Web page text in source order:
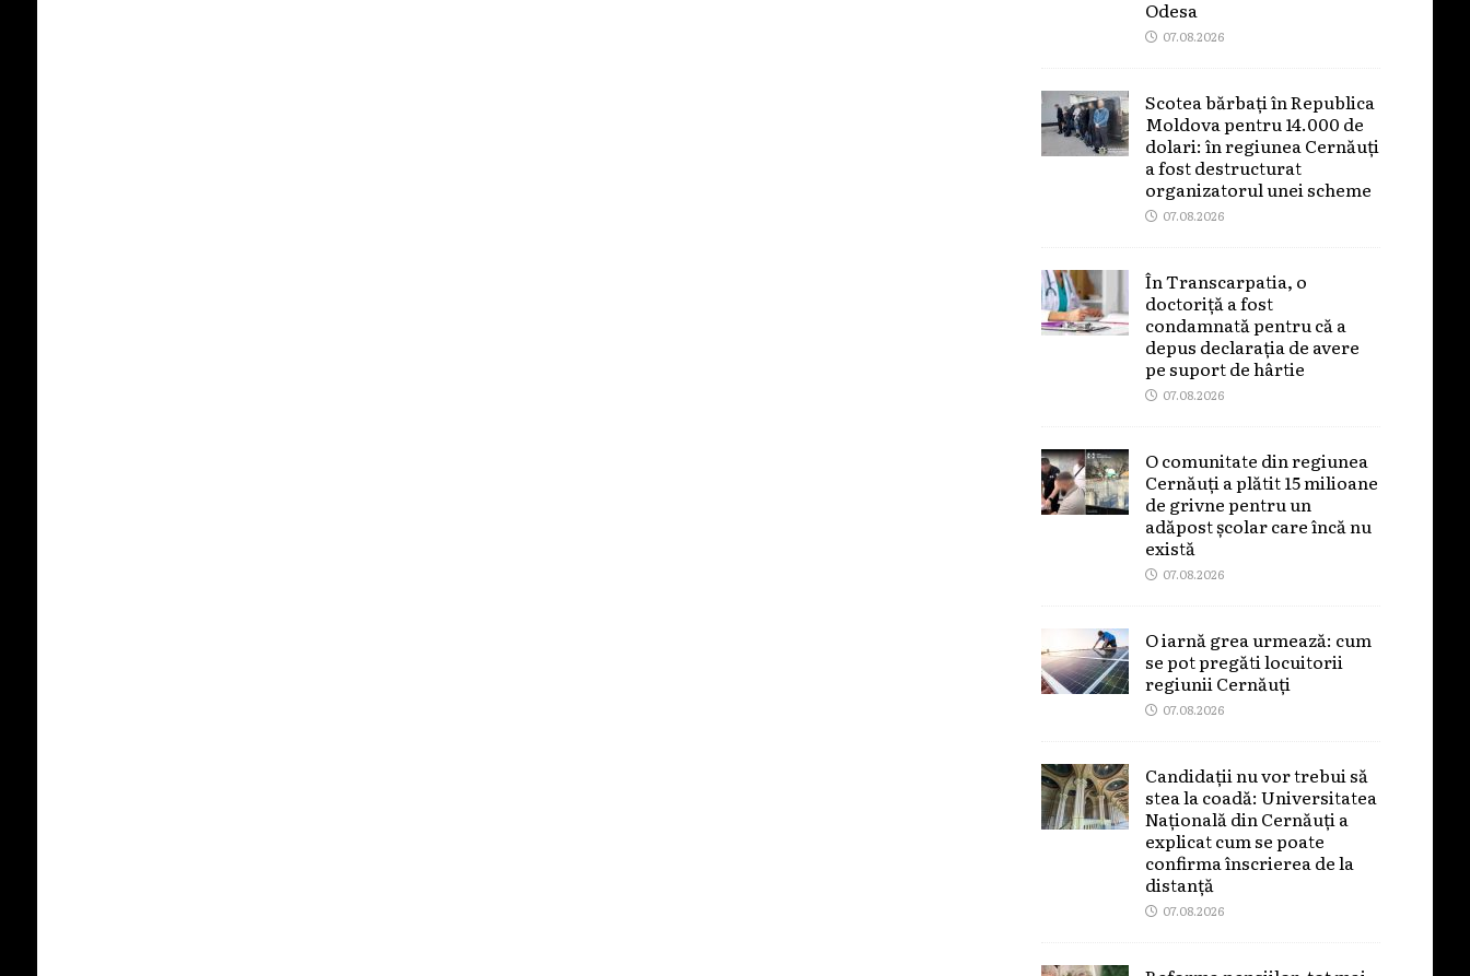
Odesa
07.08.2026
Scotea bărbați în Republica
Moldova pentru 14.000 de
dolari: în regiunea Cernăuți
a fost destructurat
organizatorul unei scheme
07.08.2026
În Transcarpatia, o
doctoriță a fost
condamnată pentru că a
depus declarația de avere
pe suport de hârtie
07.08.2026
O comunitate din regiunea
Cernăuți a plătit 15 milioane
de grivne pentru un
adăpost școlar care încă nu
există
07.08.2026
O iarnă grea urmează: cum
se pot pregăti locuitorii
regiunii Cernăuți
07.08.2026
Candidații nu vor trebui să
stea la coadă: Universitatea
Națională din Cernăuți a
explicat cum se poate
confirma înscrierea de la
distanță
07.08.2026